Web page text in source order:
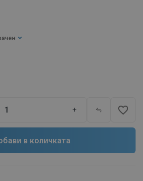
+ favorite_border
в количката